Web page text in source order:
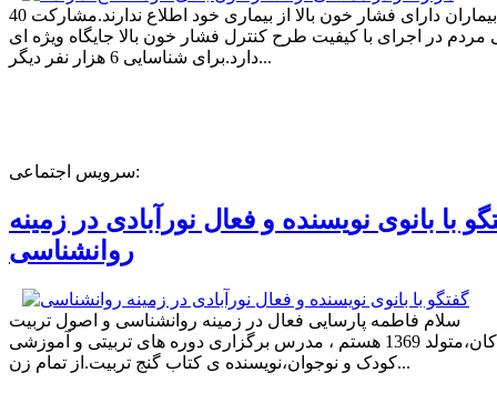
40 درصد بیماران دارای فشار خون بالا از بیماری خود اطلاع ندارند.مشارکت
در اجرای با کیفیت طرح کنترل فشار خون بالا جایگاه ویژه ای
دارد.برای شناسایی 6 هزار نفر دیگر...
سرویس اجتماعی:
با بانوی نویسنده و فعال نورآبادی در زمینه
روانشناسی
سلام فاطمه پارسایی فعال در زمینه روانشناسی و اصول تربیت
کودکان،متولد 1369 هستم ، مدرس برگزاری دوره های تربیتی و آموزشی
کودک و نوجوان،نویسنده ی کتاب گنج تربیت.از تمام زن...